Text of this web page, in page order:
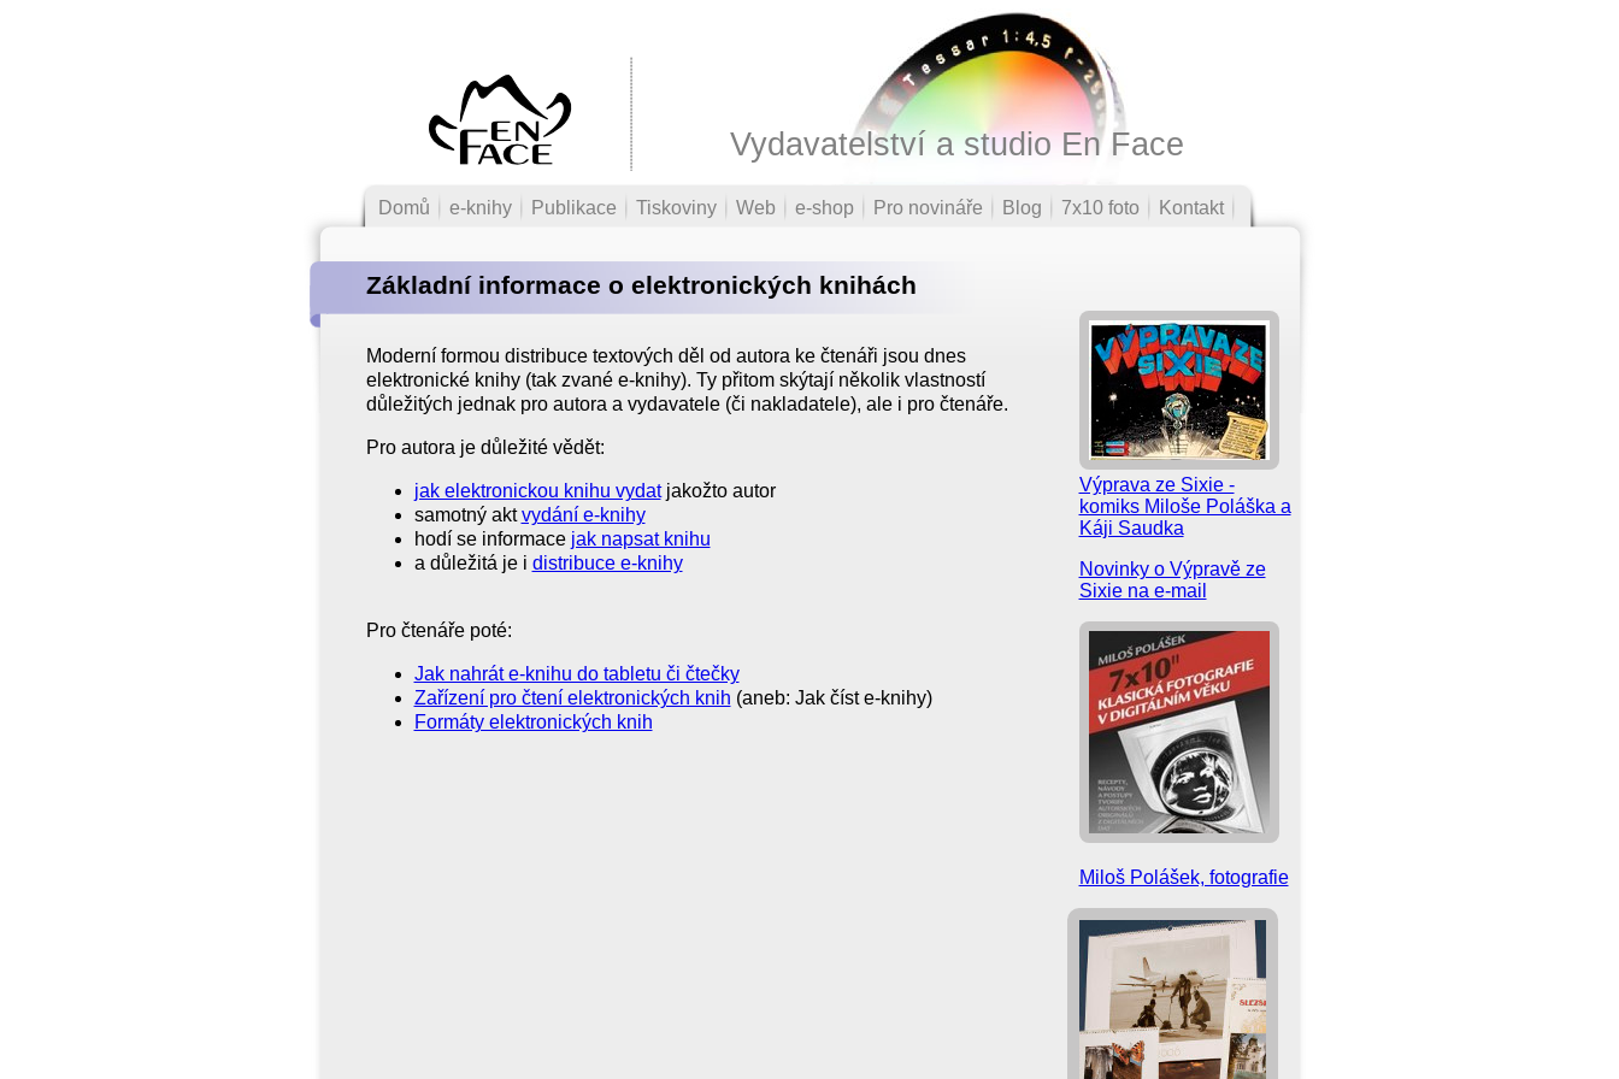
Vydavatelství a studio En Face
Domů e-knihy Publikace Tiskoviny Web e-shop Pro novináře Blog 7x10 foto Kontakt
Základní informace o elektronických knihách
Moderní formou distribuce textových děl od autora ke čtenáři jsou dnes
elektronické knihy (tak zvané e-knihy). Ty přitom skýtají několik vlastností
důležitých jednak pro autora a vydavatele (či nakladatele), ale i pro čtenáře.
Pro autora je důležité vědět:
jak elektronickou knihu vydatjakožto autor
samotný aktvydání e-knihy
hodí se informace jak napsat knihu
a důležitá je i distribuce e-knihy
Pro čtenáře poté:
Jak nahrát e-knihu do tabletu či čtečky
Zařízení pro čtení elektronických knih (aneb: Jak číst e-knihy)
Formáty elektronických knih
Výprava ze Sixie -
komiks Miloše Poláška a
Káji Saudka
Novinky o Výpravě ze
Sixie na e-mail
Miloš Polášek, fotografie